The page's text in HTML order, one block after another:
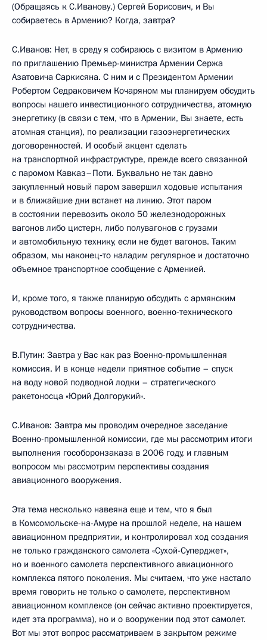
(Обращаясь к С.Иванову.) Сергей Борисович, и Вы
собираетесь в Армению? Когда, завтра?
С.Иванов: Нет, в среду я собираюсь с визитом в Армению
по приглашению Премьер-министра Армении Сержа
Азатовича Саркисяна. С ним и с Президентом Армении
Робертом Седраковичем Кочаряном мы планируем обсудить
вопросы нашего инвестиционного сотрудничества, атомную
энергетику (в связи с тем, что в Армении, Вы знаете, есть
атомная станция), по реализации газоэнергетических
договоренностей. И особый акцент сделать
на транспортной инфраструктуре, прежде всего связанной
с паромом Кавказ–Поти. Буквально не так давно
закупленный новый паром завершил ходовые испытания
и в ближайшие дни встанет на линию. Этот паром
в состоянии перевозить около 50 железнодорожных
вагонов либо цистерн, либо полувагонов с грузами
и автомобильную технику, если не будет вагонов. Таким
образом, мы наконец‑то наладим регулярное и достаточно
объемное транспортное сообщение с Арменией.
И, кроме того, я также планирую обсудить с армянским
руководством вопросы военного, военно-технического
сотрудничества.
В.Путин: Завтра у Вас как раз Военно-промышленная
комиссия. И в конце недели приятное событие – спуск
на воду новой подводной лодки – стратегического
ракетоносца «Юрий Долгорукий».
С.Иванов: Завтра мы проводим очередное заседание
Военно-промышленной комиссии, где мы рассмотрим итоги
выполнения гособоронзаказа в 2006 году, и главным
вопросом мы рассмотрим перспективы создания
авиационного вооружения.
Эта тема несколько навеяна еще и тем, что я был
в Комсомольске-на-Амуре на прошлой неделе, на нашем
авиационном предприятии, и контролировал ход создания
не только гражданского самолета «Сухой-Суперджет»,
но и военного самолета перспективного авиационного
комплекса пятого поколения. Мы считаем, что уже настало
время говорить не только о самолете, перспективном
авиационном комплексе (он сейчас активно проектируется,
идет эта программа), но и о вооружении под этот самолет.
Вот мы этот вопрос рассматриваем в закрытом режиме